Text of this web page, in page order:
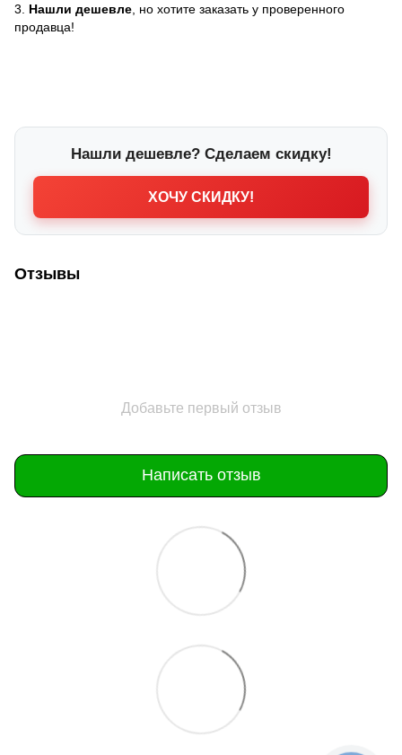
3. Нашли дешевле , но хотите заказать у проверенного
продавца!
Нашли дешевле? Сделаем скидку!
ХОЧУ СКИДКУ!
Отзывы
Добавьте первый отзыв
Написать отзыв